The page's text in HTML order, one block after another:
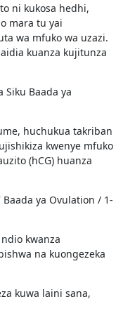
ni kukosa hedhi,
mara tu yai
wa mfuko wa uzazi.
kuanza kujitunza
Baada ya
huchukua takriban
kwenye mfuko
(hCG) huanza
ya Ovulation / 1-
kwanza
na kuongezeka
kuwa laini sana,